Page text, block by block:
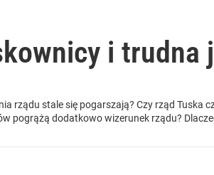
i trudna
rządu stale się pogarszają? Czy rząd Tuska
pogrążą dodatkowo wizerunek rządu?